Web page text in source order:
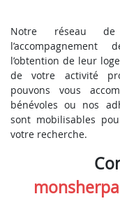
Notre réseau
l’obtention de leur
de votre activité
pouvons vous
bénévoles ou nos
sont mobilisables
votre recherche.